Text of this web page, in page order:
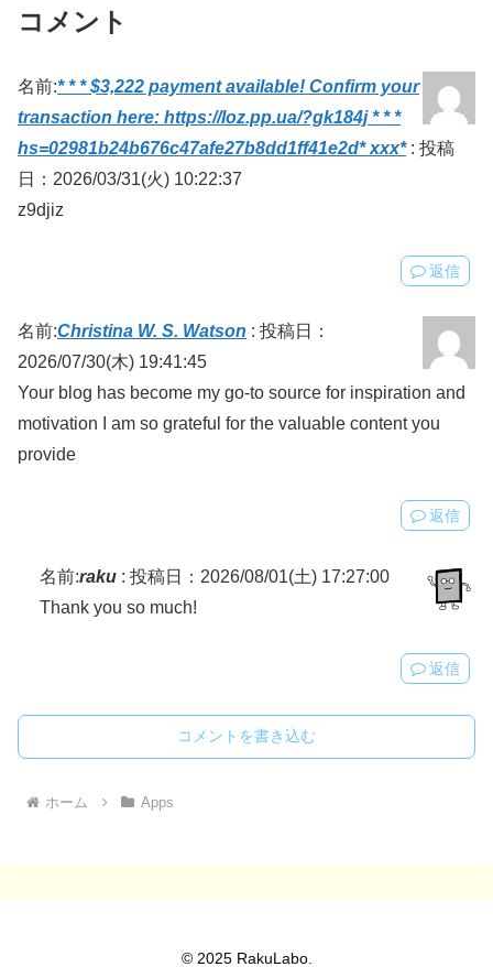
コメント
名前:* * * $3,222 payment available! Confirm your
transaction here: https://loz.pp.ua/?gk184j * * *
hs=02981b24b676c47afe27b8dd1ff41e2d* ххх*: 投稿
日：2026/03/31(火) 10:22:37
z9djiz
返信
名前:Christina W. S. Watson : 投稿日：
2026/07/30(木) 19:41:45
Your blog has become my go-to source for inspiration and
motivation I am so grateful for the valuable content you
provide
返信
名前:raku : 投稿日：2026/08/01(土) 17:27:00
Thank you so much!
返信
コメントを書き込む
ホーム Apps
© 2025 RakuLabo.